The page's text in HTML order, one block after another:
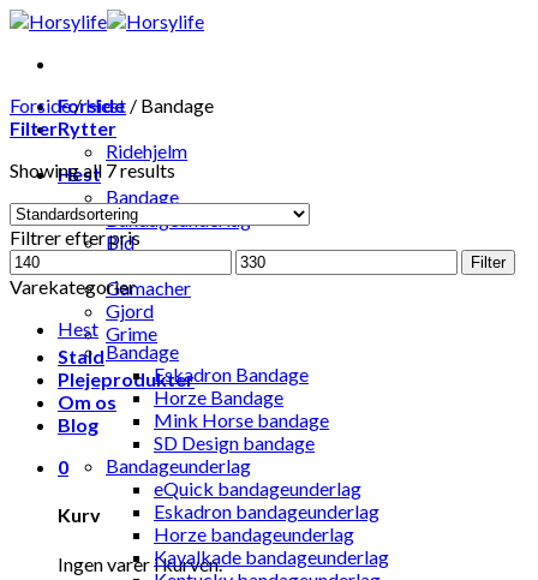
Skip
content
Forside
Rytter
Ridehjelm
Hest
Bandage
Bandageunderlag
Bid
Gamacher
Gjord
Grime
Stald
Plejeprodukter
Om os
Blog
0
Kurv
Ingen varer i kurven.
Forside/Hest / Bandage
Filter
Showing all 7 results
Filtrer efter pris
Mindste
pris
Højeste
pris
Filter
Varekategorier
Hest
Bandage
Eskadron Bandage
Horze Bandage
Mink Horse bandage
SD Design bandage
Bandageunderlag
eQuick bandageunderlag
Eskadron bandageunderlag
Horze bandageunderlag
Kavalkade bandageunderlag